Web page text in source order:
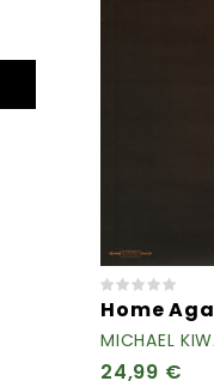
Home
MICHAEL
24,99 €